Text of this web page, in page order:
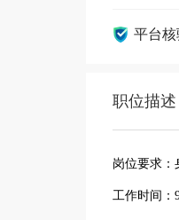
平台核
职位描述
岗位要求：
工作时间：